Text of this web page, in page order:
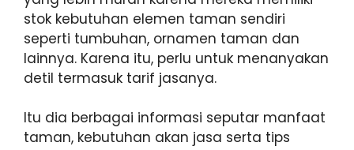
stok kebutuhan elemen taman sendiri
seperti tumbuhan, ornamen taman dan
lainnya. Karena itu, perlu untuk menanyakan
detil termasuk tarif jasanya.
Itu dia berbagai informasi seputar manfaat
taman, kebutuhan akan jasa serta tips